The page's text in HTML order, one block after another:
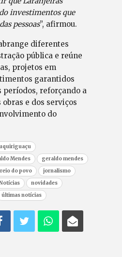
investimentos que
pessoas”, afirmou.
diferentes
pública e reúne
projetos em
garantidos
períodos, reforçando a
e dos serviços
do
Mendes
geraldo mendes
do povo
jornalismo
novidades
últimas notícias